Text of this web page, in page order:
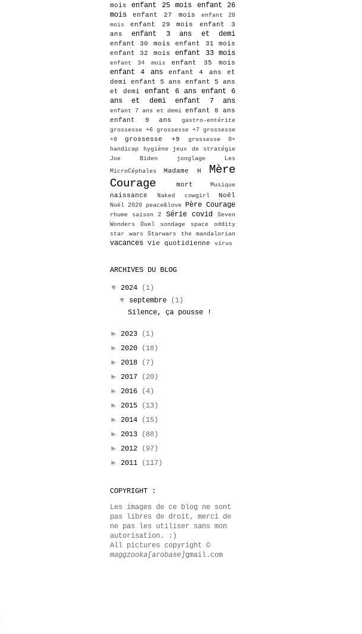
mois
enfant 25 mois
enfant 26
mois
enfant 27 mois
enfant 28
mois
enfant 29 mois
enfant 3
ans
enfant 3 ans et demi
enfant 30 mois
enfant 31 mois
enfant 32 mois
enfant 33 mois
enfant 34 mois enfant 35 mois
enfant 4 ans
enfant 4 ans et
demi
enfant 5 ans
enfant 5 ans
et demi
enfant 6 ans enfant 6
ans et demi
enfant 7 ans
enfant 7 ans et demi enfant 8 ans
enfant 9 ans
gastro-entérite
grossesse +6 grossesse +7 grossesse
+8
grossesse +9
grossesse 0+
handicap
hygiène
jeux de stratégie
Joe Biden
jonglage
Les
MicroCéphales
Madame H
Mère
Courage
mort Musique
naissance Naked cowgirl Noël
Noël 2020 peace&love Père Courage
rhume saison 2 Série covid
Seven
Wonders Duel
sondage
space oddity
star wars
Starwars the mandalorian
vacances Vie quotidienne virus
ARCHIVES DU BLOG
▼ 2024
(1)
▼ septembre
(1)
Silence, ça pousse !
► 2023
(1)
► 2020
(18)
► 2018
(7)
► 2017
(20)
► 2016
(4)
► 2015
(13)
► 2014
(15)
► 2013
(88)
► 2012
(97)
► 2011 (117)
COPYRIGHT :
Les images de ce blog ne sont
pas libres de droit, merci de
ne pas les utiliser sans mon
autorisation. :)
All pictures copyright ©
maggzooka[arobase]gmail.com